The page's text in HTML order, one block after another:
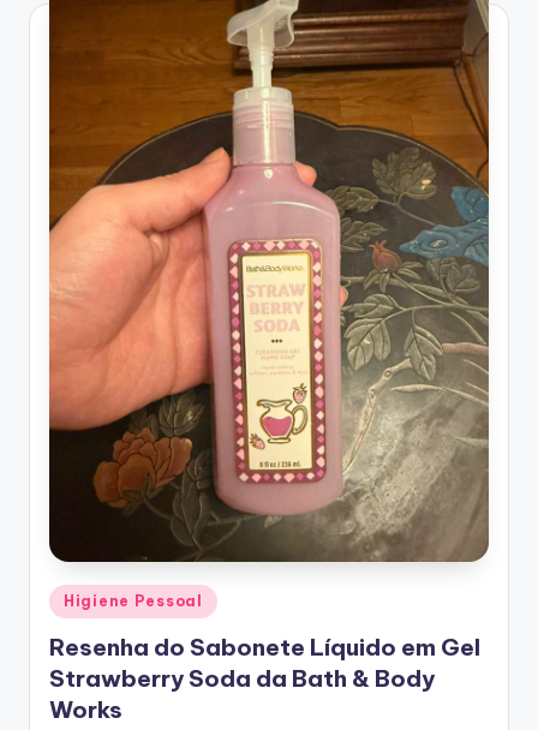
Posted
in
Higiene Pessoal
Resenha do Sabonete Líquido em Gel
Strawberry Soda da Bath & Body
Works